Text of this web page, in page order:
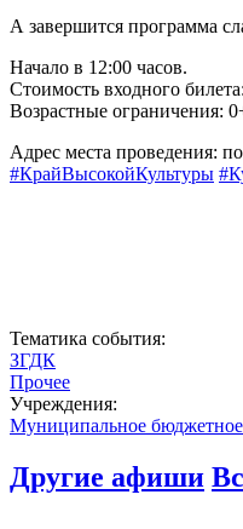
А завершится программа
Начало в 12:00 часов.
Стоимость входного
Возрастные ограничения:
Адрес места проведения:
#КрайВысокойКультуры
Тематика события:
ЗГДК
Прочее
Учреждения:
Муниципальное
Другие афиши